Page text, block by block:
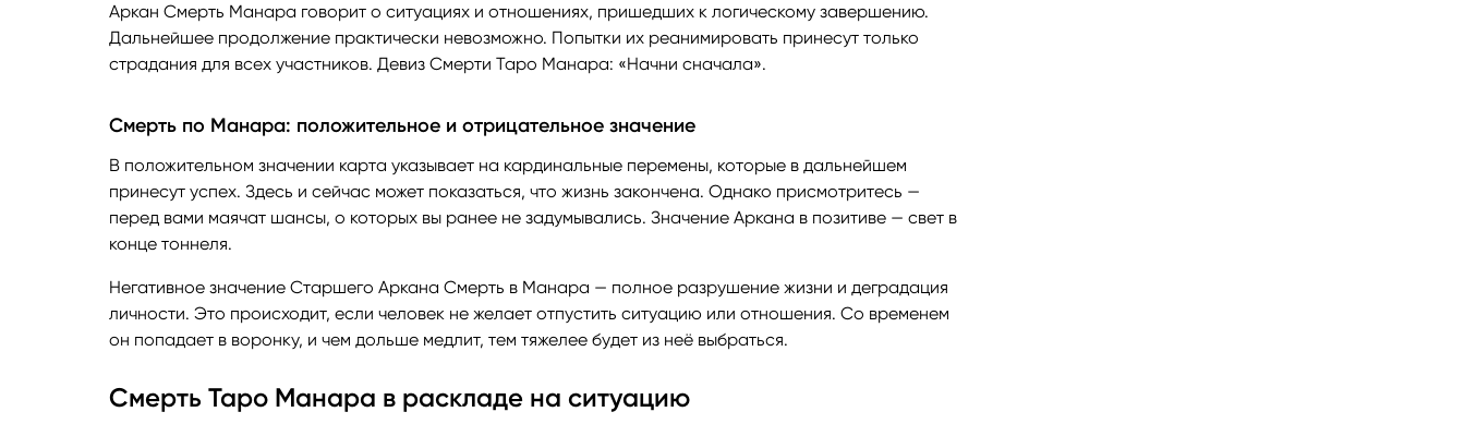
Аркан Смерть Манара говорит о ситуациях и отношениях, пришедших к логическому завершению.
Дальнейшее продолжение практически невозможно. Попытки их реанимировать принесут только
страдания для всех участников. Девиз Смерти Таро Манара: «Начни сначала».
Смерть по Манара: положительное и отрицательное значение
В положительном значении карта указывает на кардинальные перемены, которые в дальнейшем
принесут успех. Здесь и сейчас может показаться, что жизнь закончена. Однако присмотритесь —
перед вами маячат шансы, о которых вы ранее не задумывались. Значение Аркана в позитиве — свет в
конце тоннеля.
Негативное значение Старшего Аркана Смерть в Манара — полное разрушение жизни и деградация
личности. Это происходит, если человек не желает отпустить ситуацию или отношения. Со временем
он попадает в воронку, и чем дольше медлит, тем тяжелее будет из неё выбраться.
Смерть Таро Манара в раскладе на ситуацию